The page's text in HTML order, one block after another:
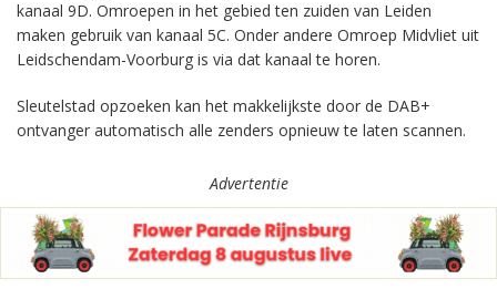
kanaal 9D. Omroepen in het gebied ten zuiden van Leiden
maken gebruik van kanaal 5C. Onder andere Omroep Midvliet uit
Leidschendam-Voorburg is via dat kanaal te horen.
Sleutelstad opzoeken kan het makkelijkste door de DAB+
ontvanger automatisch alle zenders opnieuw te laten scannen.
Advertentie